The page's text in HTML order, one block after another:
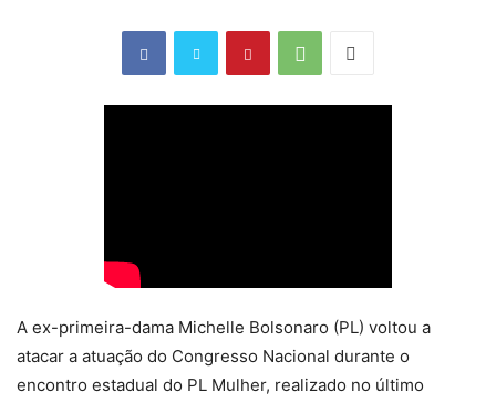
A ex-primeira-dama Michelle Bolsonaro (PL) voltou a
atacar a atuação do Congresso Nacional durante o
encontro estadual do PL Mulher, realizado no último